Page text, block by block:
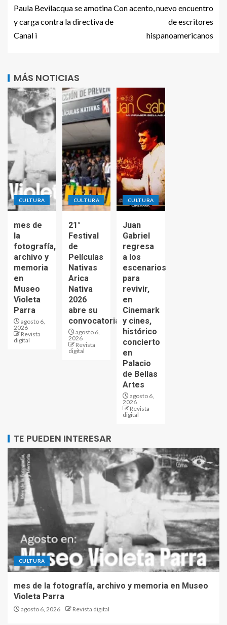
Paula Bevilacqua se amotina
y carga contra la directiva de
Canal i
Con acento, nuevo encuentro
de escritores
hispanoamericanos
MÁS NOTICIAS
CULTURA
mes de
la
fotografía,
archivo y
memoria
en
Museo
Violeta
Parra
agosto 6,
2026
Revista
digital
CULTURA
21°
Festival
de
Películas
Nativas
Arica
Nativa
2026
abre su
convocatoria
agosto 6,
2026
Revista
digital
CULTURA
Juan
Gabriel
regresa
a los
escenarios
para
revivir,
en
Cinemark
y cines,
histórico
concierto
en
Palacio
de Bellas
Artes
agosto 6,
2026
Revista
digital
TE PUEDEN INTERESAR
CULTURA
mes de la fotografía, archivo y memoria en Museo
Violeta Parra
agosto 6, 2026 Revista digital